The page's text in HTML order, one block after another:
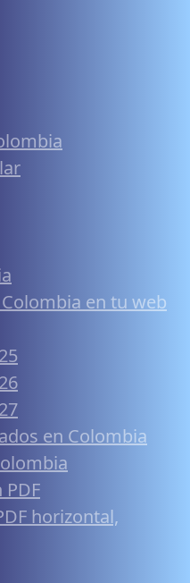
en tu web
en Colombia
horizontal,